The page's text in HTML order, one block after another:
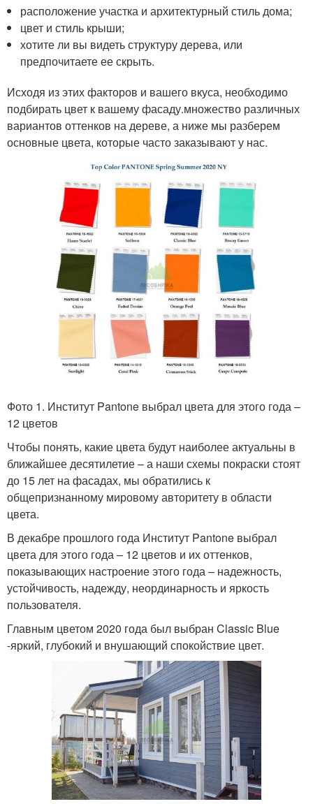
расположение участка и архитектурный стиль дома;
цвет и стиль крыши;
хотите ли вы видеть структуру дерева, или
предпочитаете ее скрыть.
Исходя из этих факторов и вашего вкуса, необходимо
подбирать цвет к вашему фасаду.множество различных
вариантов оттенков на дереве, а ниже мы разберем
основные цвета, которые часто заказывают у нас.
Фото 1. Институт Pantone выбрал цвета для этого года –
12 цветов
Чтобы понять, какие цвета будут наиболее актуальны в
ближайшее десятилетие – а наши схемы покраски стоят
до 15 лет на фасадах, мы обратились к
общепризнанному мировому авторитету в области
цвета.
В декабре прошлого года Институт Pantone выбрал
цвета для этого года – 12 цветов и их оттенков,
показывающих настроение этого года – надежность,
устойчивость, надежду, неординарность и яркость
пользователя.
Главным цветом 2020 года был выбран Classic Blue
-яркий, глубокий и внушающий спокойствие цвет.